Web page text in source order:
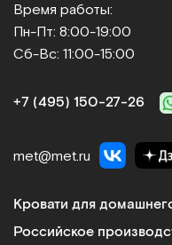
Время работы:
Пн-Пт: 8:00-19:00
Сб-Вс: 11:00-15:00
+7 (495) 150‑27‑26
met@met.ru
Кровати для
Российское